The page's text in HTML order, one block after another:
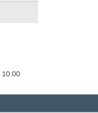
10:00